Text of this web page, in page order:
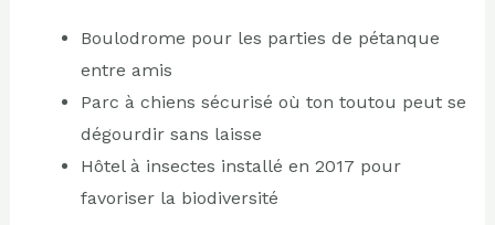
Boulodrome pour les parties de pétanque
entre amis
Parc à chiens sécurisé où ton toutou peut se
dégourdir sans laisse
Hôtel à insectes installé en 2017 pour
favoriser la biodiversité